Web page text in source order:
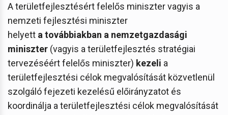
A területfejlesztésért felelős miniszter vagyis a
nemzeti fejlesztési miniszter
helyett a továbbiakban a nemzetgazdasági
miniszter (vagyis a területfejlesztés stratégiai
tervezéséért felelős miniszter) kezeli a
területfejlesztési célok megvalósítását közvetlenül
szolgáló fejezeti kezelésű előirányzatot és
koordinálja a területfejlesztési célok megvalósítását